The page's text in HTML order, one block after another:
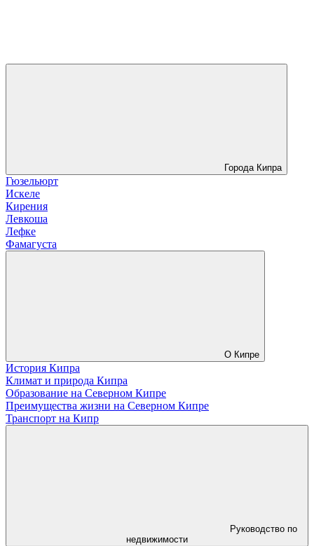
Города Кипра
Гюзельюрт
Искеле
Кирения
Левкоша
Лефке
Фамагуста
О Кипре
История Кипра
Климат и природа Кипра
Образование на Северном Кипре
Преимущества жизни на Северном Кипре
Транспорт на Кипр
Руководство по
недвижимости